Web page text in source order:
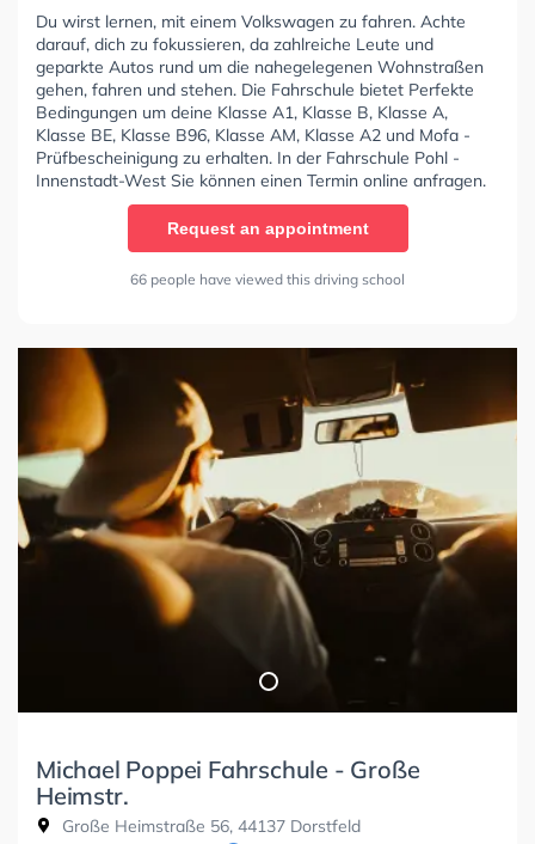
Du wirst lernen, mit einem Volkswagen zu fahren. Achte
darauf, dich zu fokussieren, da zahlreiche Leute und
geparkte Autos rund um die nahegelegenen Wohnstraßen
gehen, fahren und stehen. Die Fahrschule bietet Perfekte
Bedingungen um deine Klasse A1, Klasse B, Klasse A,
Klasse BE, Klasse B96, Klasse AM, Klasse A2 und Mofa -
Prüfbescheinigung zu erhalten. In der Fahrschule Pohl -
Innenstadt-West Sie können einen Termin online anfragen.
Request an appointment
66 people have viewed this driving school
Michael Poppei Fahrschule - Große
Heimstr.
Große Heimstraße 56, 44137 Dorstfeld